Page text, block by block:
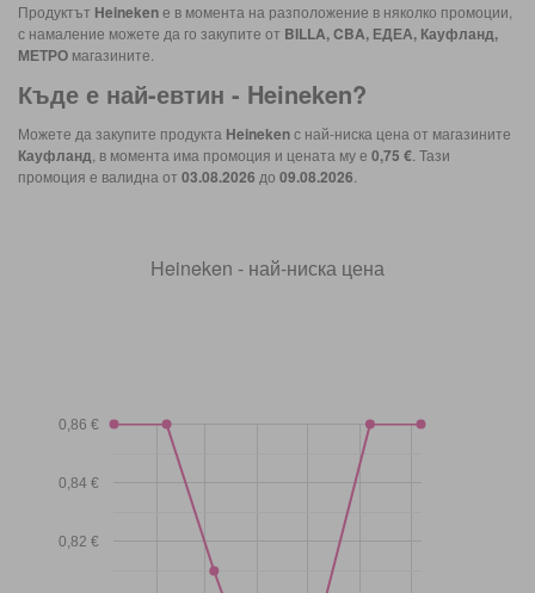
Продуктът Heinekenе в момента на разположение в няколко промоции,
с намаление можете да го закупите от BILLA, CBA, ЕДЕА, Кауфланд,
МЕТРО магазините.
Къде е най-евтин - Heineken?
Можете да закупите продукта Heinekenс най-ниска цена от магазините
Кауфланд , в момента има промоция и цената му е 0,75 € . Тази
промоция е валидна от 03.08.2026 до 09.08.2026
Heineken - най-ниска цена
0,82 €
0,84 €
0,86 €